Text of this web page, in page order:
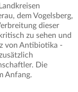
dem Vogelsberg,
dieser
zu sehen und
von Antibiotika -
Die
Anfang.